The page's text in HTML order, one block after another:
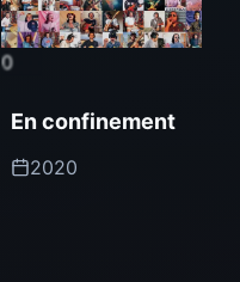
0
En confinement
2020